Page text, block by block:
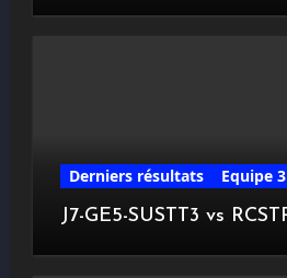
Derniers résultats Equipe 3
J7-GE5-SUSTT3 vs